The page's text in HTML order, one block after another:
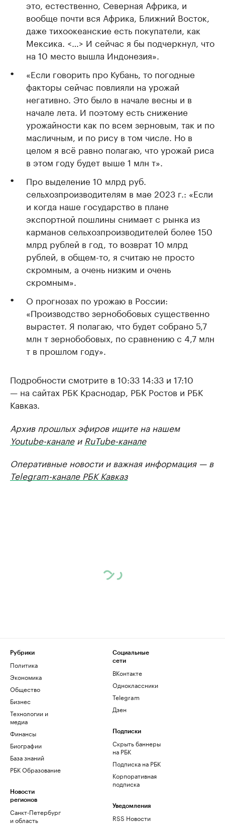
это, естественно, Северная Африка, и
вообще почти вся Африка, Ближний Восток,
даже тихоокеанские есть покупатели, как
Мексика. <…> И сейчас я бы подчеркнул, что
на 10 место вышла Индонезия».
«Если говорить про Кубань, то погодные
факторы сейчас повлияли на урожай
негативно. Это было в начале весны и в
начале лета. И поэтому есть снижение
урожайности как по всем зерновым, так и по
масличным, и по рису в том числе. Но в
целом я всё равно полагаю, что урожай риса
в этом году будет выше 1 млн т».
Про выделение 10 млрд руб.
сельхозпроизводителям в мае 2023 г.: «Если
и когда наше государство в плане
экспортной пошлины снимает с рынка из
карманов сельхозпроизводителей более 150
млрд рублей в год, то возврат 10 млрд
рублей, в общем-то, я считаю не просто
скромным, а очень низким и очень
скромным».
О прогнозах по урожаю в России:
«Производство зернобобовых существенно
вырастет. Я полагаю, что будет собрано 5,7
млн т зернобобовых, по сравнению с 4,7 млн
т в прошлом году».
Подробности смотрите в 10:33 14:33 и 17:10
— на сайтах РБК Краснодар, РБК Ростов и РБК
Кавказ.
Архив прошлых эфиров ищите на нашем
Youtube-каналеи RuTube-канале
Оперативные новости и важная информация — в
Telegram-канале РБК Кавказ
Рубрики
Политика
Экономика
Общество
Бизнес
Технологии и
медиа
Финансы
Биографии
База знаний
РБК Образование
Новости
регионов
Санкт-Петербург
и область
Социальные
сети
ВКонтакте
Одноклассники
Telegram
Дзен
Подписки
Скрыть баннеры
на РБК
Подписка на РБК
Корпоративная
подписка
Уведомления
RSS Новости